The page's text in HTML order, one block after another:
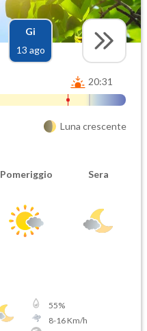
Gi
13 ago
20:31
Luna crescente
Pomeriggio Sera
55%
8-16Km/h